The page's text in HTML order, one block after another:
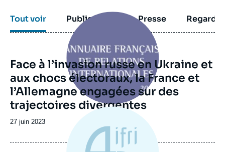
Tout voir Publications Presse
Image
principale
Face à l’invasion russe en Ukraine et
aux chocs électoraux, la France et
l’Allemagne engagées sur des
trajectoires divergentes
Date
publication
27 juin 2023